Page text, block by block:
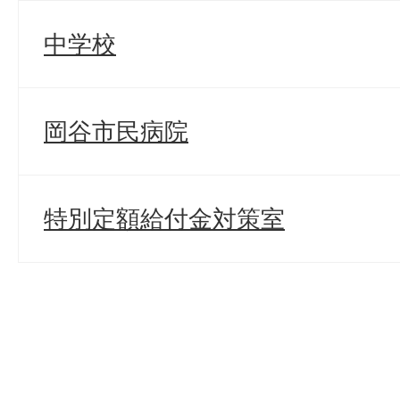
中学校
岡谷市民病院
特別定額給付金対策室